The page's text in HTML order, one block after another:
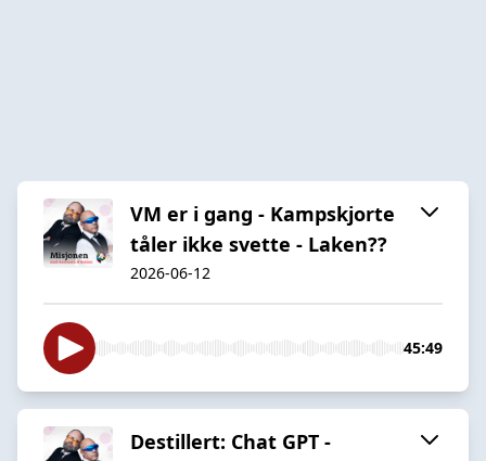
VM er i gang - Kampskjorte
tåler ikke svette - Laken??
2026-06-12
45:49
Destillert: Chat GPT -